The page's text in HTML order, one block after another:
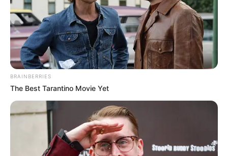
BRAINBERRIES
The Best Tarantino Movie Yet